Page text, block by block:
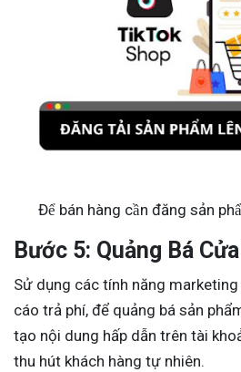
Để bán hàng cần đăng sản
Bước 5: Quảng Bá
Sử dụng các tính năng
cáo trả phí, để quảng bá sản
tạo nội dung hấp dẫn trên tài
thu hút khách hàng tự nhiên.